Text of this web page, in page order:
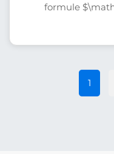
formule
1